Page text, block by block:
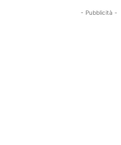
- Pubblicità -